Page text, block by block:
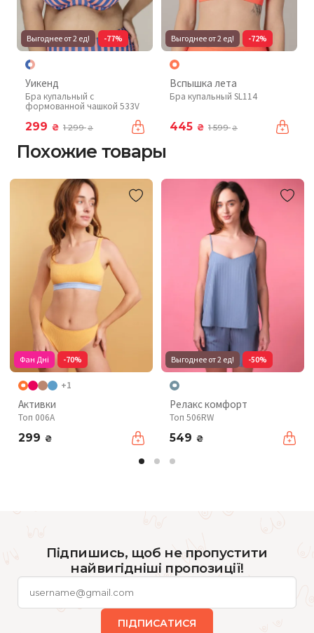
Выгоднее от 2 ед! -77%
Уикенд
Бра купальный с
формованной чашкой 533V
299 ₴ 1 299₴
Выгоднее от 2 ед! -72%
Вспышка лета
Бра купальный SL114
445 ₴ 1 599₴
Похожие товары
Фан Дні -70%
+1
Активки
Топ 006A
299 ₴
Выгоднее от 2 ед! -50%
Релакс комфорт
Топ 506RW
549 ₴
Підпишись, щоб не пропустити
найвигідніші пропозиції!
ПІДПИСАТИСЯ